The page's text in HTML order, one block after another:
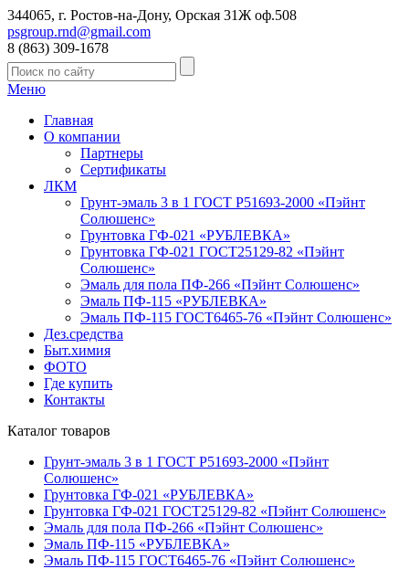
344065, г. Ростов-на-Дону, Орская 31Ж оф.508
psgroup.rnd@gmail.com
8 (863) 309-1678
Меню
Главная
О компании
Партнеры
Сертификаты
ЛКМ
Грунт-эмаль 3 в 1 ГОСТ Р51693-2000 «Пэйнт
Солюшенс»
Грунтовка ГФ-021 «РУБЛЕВКА»
Грунтовка ГФ-021 ГОСТ25129-82 «Пэйнт
Солюшенс»
Эмаль для пола ПФ-266 «Пэйнт Солюшенс»
Эмаль ПФ-115 «РУБЛЕВКА»
Эмаль ПФ-115 ГОСТ6465-76 «Пэйнт Солюшенс»
Дез.средства
Быт.химия
ФОТО
Где купить
Контакты
Каталог товаров
Грунт-эмаль 3 в 1 ГОСТ Р51693-2000 «Пэйнт
Солюшенс»
Грунтовка ГФ-021 «РУБЛЕВКА»
Грунтовка ГФ-021 ГОСТ25129-82 «Пэйнт Солюшенс»
Эмаль для пола ПФ-266 «Пэйнт Солюшенс»
Эмаль ПФ-115 «РУБЛЕВКА»
Эмаль ПФ-115 ГОСТ6465-76 «Пэйнт Солюшенс»